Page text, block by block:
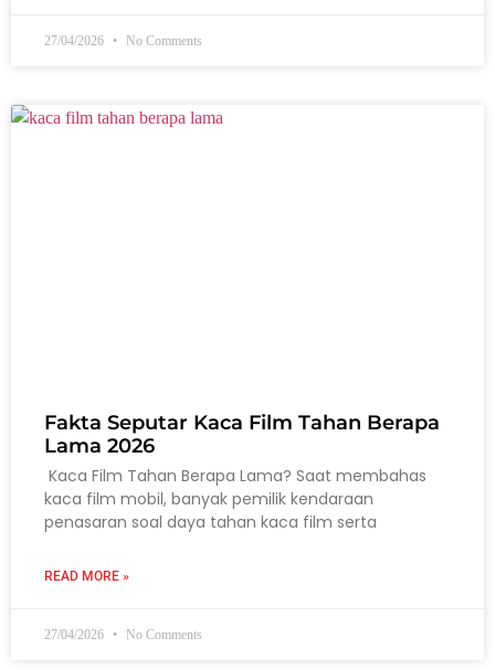
27/04/2026 No Comments
Fakta Seputar Kaca Film Tahan Berapa
Lama 2026
Kaca Film Tahan Berapa Lama? Saat membahas
kaca film mobil, banyak pemilik kendaraan
penasaran soal daya tahan kaca film serta
READ MORE »
27/04/2026 No Comments